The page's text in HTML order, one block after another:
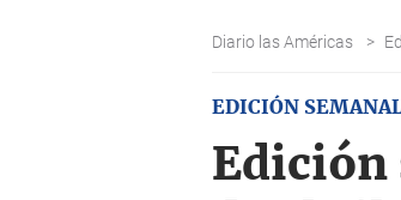
Diario las Américas >
EDICIÓN
Edición